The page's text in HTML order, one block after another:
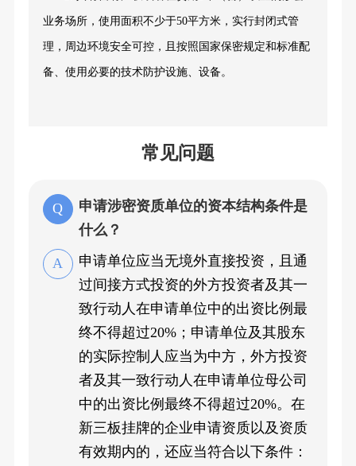
业务场所，使用面积不少于50平方米，实行封闭式管
理，周边环境安全可控，且 按照国家保密规定和标准配
备、使用必要的技术防护设施、设备。
常见问题
申请涉密资质单位的资本结构条件是
什么？
申请单位应当无境外直接投资，且通
过间接方式投资的外方投资者及其一
致行动人在申请单位中的出资比例最
终不得超过20%；申请单位及其股东
的实际控制人应当为中方，外方投资
者及其一致行动人在申请单位母公司
中的出资比例最终不得超过20%。在
新三板挂牌的企业申请资质以及资质
有效期内的，还应当符合以下条件：